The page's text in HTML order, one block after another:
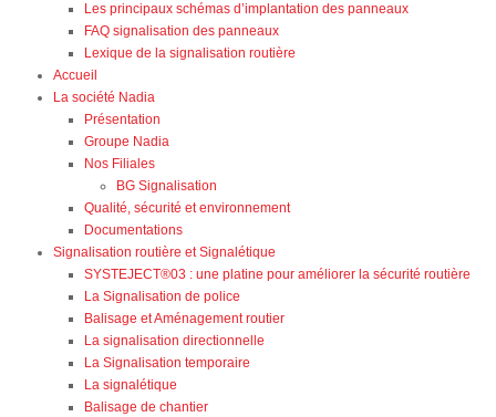
Les principaux schémas d’implantation des panneaux
FAQ signalisation des panneaux
Lexique de la signalisation routière
Accueil
La société Nadia
Présentation
Groupe Nadia
Nos Filiales
BG Signalisation
Qualité, sécurité et environnement
Documentations
Signalisation routière et Signalétique
SYSTEJECT®03 : une platine pour améliorer la sécurité routière
La Signalisation de police
Balisage et Aménagement routier
La signalisation directionnelle
La Signalisation temporaire
La signalétique
Balisage de chantier